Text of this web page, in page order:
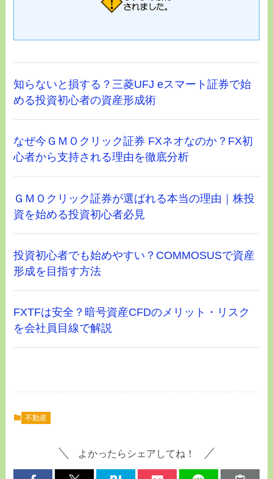
知らないと損する？三菱UFJ eスマート証券で始
める投資初心者の資産形成術
なぜ今ＧＭＯクリック証券 FXネオなのか？FX初
心者から支持される理由を徹底分析
ＧＭＯクリック証券が選ばれる本当の理由｜株投
資を始める投資初心者必見
投資初心者でも始めやすい？COMMOSUSで資産
形成を目指す方法
FXTFは安全？暗号資産CFDのメリット・リスク
を会社員目線で解説
不動産
よかったらシェアしてね！